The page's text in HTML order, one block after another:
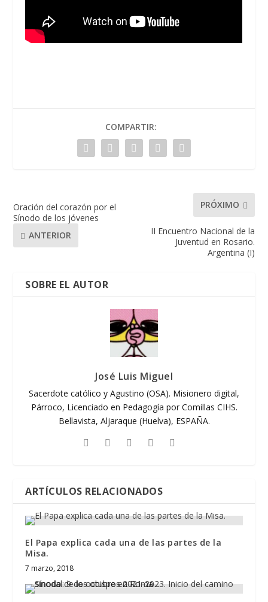
COMPARTIR:
Oración del corazón por el
Sínodo de los jóvenes
ANTERIOR
PRÓXIMO
II Encuentro Nacional de la
Juventud en Rosario.
Argentina (I)
SOBRE EL AUTOR
José Luis Miguel
Sacerdote católico y Agustino (OSA). Misionero digital,
Párroco, Licenciado en Pedagogía por Comillas CIHS.
Bellavista, Aljaraque (Huelva), ESPAÑA.
ARTÍCULOS RELACIONADOS
El Papa explica cada una de las partes de la
Misa.
7 marzo, 2018